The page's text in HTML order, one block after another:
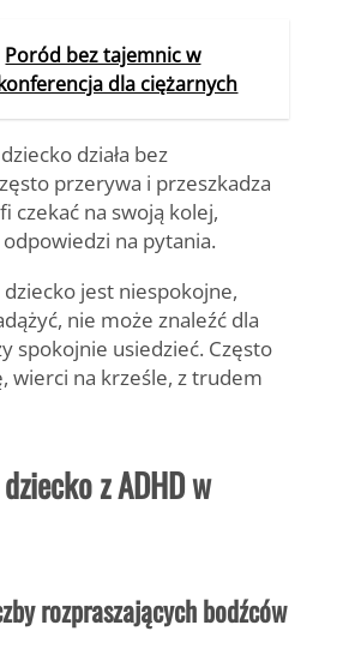
Poród bez tajemnic w
dla ciężarnych
działa bez
przerywa i przeszkadza
czekać na swoją kolej,
na pytania.
dziecko jest niespokojne,
nie może znaleźć dla
spokojnie usiedzieć. Często
wierci na krześle, z trudem
z ADHD w
rozpraszających bodźców